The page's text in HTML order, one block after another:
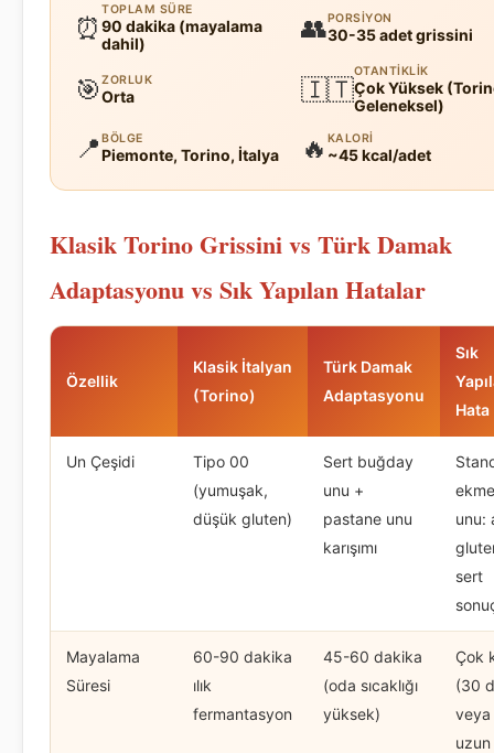
⏰
TOPLAM SÜRE
90 dakika (mayalama
dahil)
👥PORSIYON
30-35 adet grissini
🎯 ZORLUK
Orta 🇮🇹
OTANTIKLIK
Çok Yüksek
Geleneksel)
📍 BÖLGE
Piemonte, Torino, İtalya 🔥 KALORI
~45 kcal/adet
Klasik Torino Grissini vs Türk Damak
Adaptasyonu vs Sık Yapılan Hatalar
Özellik
Klasik İtalyan
(Torino)
Türk Damak
Adaptasyonu
Sık
Hata
Un Çeşidi
Tipo 00
(yumuşak,
düşük gluten)
Sert buğday
unu +
pastane unu
karışımı
unu:
sert
Mayalama
Süresi
60-90 dakika
ılık
fermantasyon
45-60 dakika
(oda sıcaklığı
yüksek)
Çok
(30